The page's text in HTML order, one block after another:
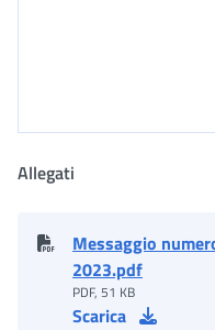
Allegati
Messaggio
2023.pdf
PDF, 51 KB
Scarica